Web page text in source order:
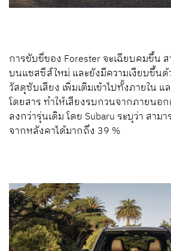
การขับขี่ของ Forester จะเฉียบคมขึ้น
บนแชสซีส์ใหม่ และยังมีความเงียบขึ้นด้
วัสดุซับเสียง เพิ่มเติมเข้าไปทั้งภายใน
โดยสาร ทำให้เสียงรบกวนจากภายนอ
ลงกว่ารุ่นเดิม โดย Subaru ระบุว่า สาม
จากหลังคาได้มากถึง 39 %